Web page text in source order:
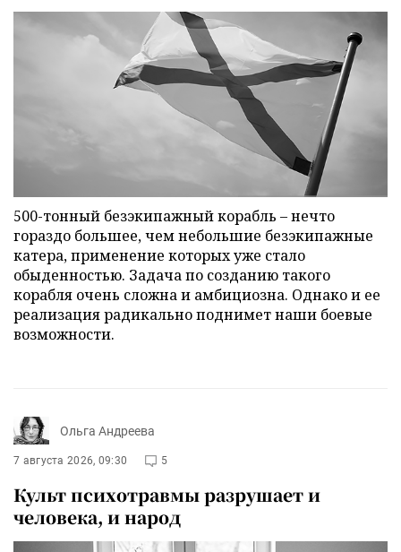
500-тонный безэкипажный корабль – нечто
гораздо большее, чем небольшие безэкипажные
катера, применение которых уже стало
обыденностью. Задача по созданию такого
корабля очень сложна и амбициозна. Однако и ее
реализация радикально поднимет наши боевые
возможности.
Ольга Андреева
7 августа 2026, 09:30 5
Культ психотравмы разрушает и
человека, и народ